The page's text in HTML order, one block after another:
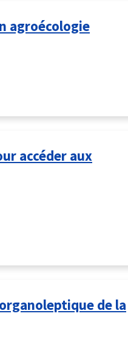
agroécologie
accéder aux
de la